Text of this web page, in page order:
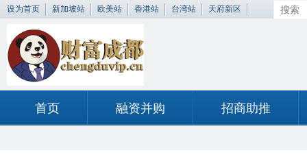
设为首页 新加坡站 欧美站 香港站 台湾站 天府新区
首页 融资并购 招商助推